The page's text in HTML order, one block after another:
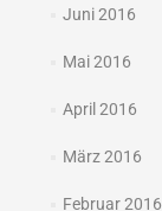
Juni 2016
Mai 2016
April 2016
März 2016
Februar 2016